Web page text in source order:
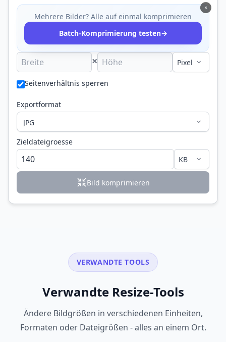
×
Mehrere Bilder? Alle auf einmal komprimieren
Batch-Komprimierung testen→
×
Seitenverhältnis sperren
Exportformat
Zieldateigroesse
Bild komprimieren
VERWANDTE TOOLS
Verwandte Resize-Tools
Ändere Bildgrößen in verschiedenen Einheiten,
Formaten oder Dateigrößen - alles an einem Ort.